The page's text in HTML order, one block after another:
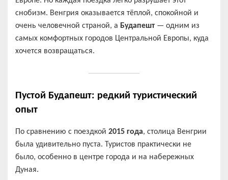
снобизм. Венгрия оказывается тёплой, спокойной и
очень человечной страной, а Будапешт— одним из
самых комфортных городов Центральной Европы, куда
хочется возвращаться.
Пустой Будапешт: редкий туристический
опыт
По сравнению с поездкой 2015 года, столица Венгрии
была удивительно пуста. Туристов практически не
было, особенно в центре города и на набережных
Дуная.